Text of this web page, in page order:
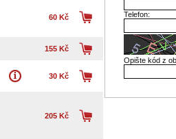
60 Kč
155 Kč
30 Kč
205 Kč
Telefon:
Opište kód z